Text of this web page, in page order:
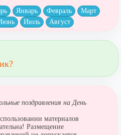
Январь Февраль
Март
Июль Август
поздравления на День
материалов
Размещение